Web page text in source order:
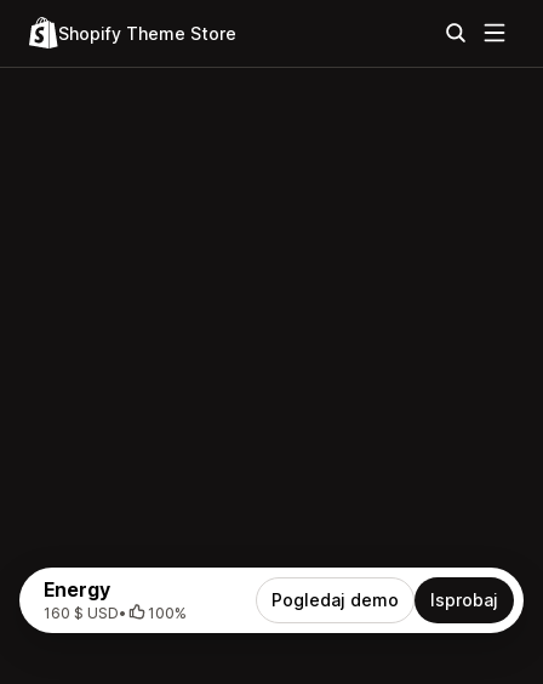
Shopify Theme Store
Energy
160 $ USD• 100%
Pogledaj demo Isprobaj